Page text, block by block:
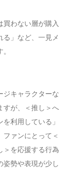
買わない層が購入
る」など、一見メ
ジキャラクターな
すが、＜推し＞へ
利用している」
ファンにとって＜
＞を応援する行為
姿勢や表現が少し